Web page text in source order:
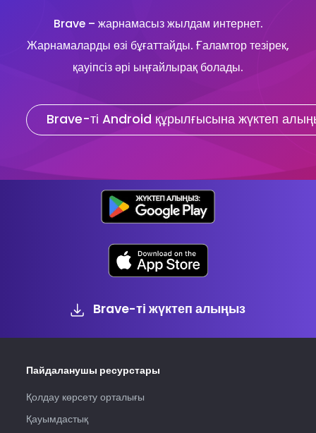
Brave – жарнамасыз жылдам интернет.
Жарнамаларды өзі бұғаттайды. Ғаламтор тезірек,
қауіпсіз әрі ыңғайлырақ болады.
Brave-ті Android құрылғысына жүктеп
Brave-ті жүктеп алыңыз
Пайдаланушы ресурстары
Қолдау көрсету орталығы
Қауымдастық